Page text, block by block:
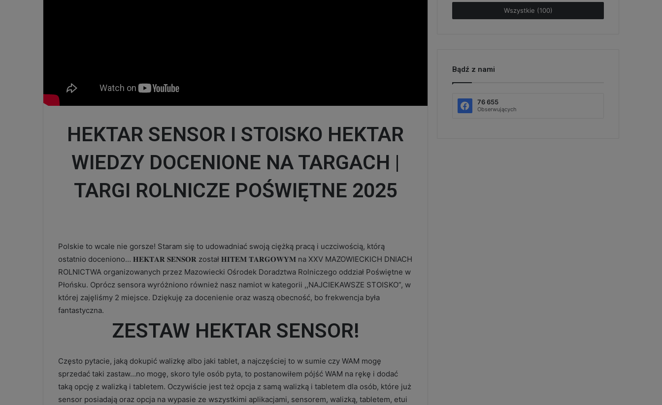
HEKTAR SENSOR I STOISKO HEKTAR
WIEDZY DOCENIONE NA TARGACH |
TARGI ROLNICZE POŚWIĘTNE 2025
Polskie to wcale nie gorsze! Staram się to udowadniać swoją ciężką pracą i uczciwością, którą
ostatnio doceniono… 𝐇𝐄𝐊𝐓𝐀𝐑 𝐒𝐄𝐍𝐒𝐎𝐑 został 𝐇𝐈𝐓𝐄𝐌 𝐓𝐀𝐑𝐆𝐎𝐖𝐘𝐌 na XXV MAZOWIECKICH DNIACH
ROLNICTWA organizowanych przez Mazowiecki Ośrodek Doradztwa Rolniczego oddział Poświętne w
Płońsku. Oprócz sensora wyróżniono również nasz namiot w kategorii ,,NAJCIEKAWSZE STOISKO”, w
której zajęliśmy 2 miejsce. Dziękuję za docenienie oraz waszą obecność, bo frekwencja była
fantastyczna.
ZESTAW HEKTAR SENSOR!
Często pytacie, jaką dokupić walizkę albo jaki tablet, a najczęściej to w sumie czy WAM mogę
sprzedać taki zastaw…no mogę, skoro tyle osób pyta, to postanowiłem pójść WAM na rękę i dodać
taką opcję z walizką i tabletem. Oczywiście jest też opcja z samą walizką i tabletem dla osób, które już
sensor posiadają oraz opcja na wypasie ze wszystkimi aplikacjami, sensorem, walizką, tabletem, etui
Wszystkie (100)
Bądź z nami
76 655
Obserwujących